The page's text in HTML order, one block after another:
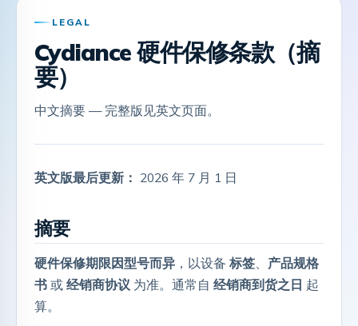
LEGAL
Cydiance 硬件保修条款（摘
要）
中文摘要 — 完整版见英文页面。
英文版最后更新： 2026 年 7 月 1 日
摘要
硬件保修期限因型号而异，以设备 标签、 产品规格
书或 经销商协议 为准。通常自 经销商到货之日 起
算。